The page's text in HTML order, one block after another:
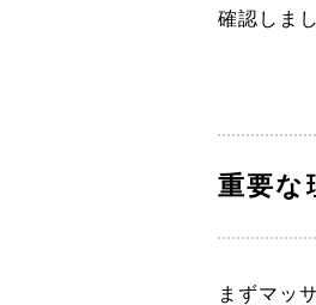
確認しま
重要な
まずマッ